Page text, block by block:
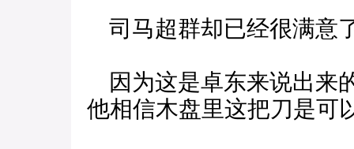
司马超群却已经很满意
因为这是卓东来说出来
他相信木盘里这把刀是可